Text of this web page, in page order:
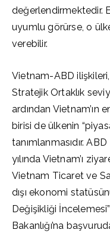
değerlendirmektedir.
uyumlu görürse, o
verebilir.
Vietnam-ABD
Stratejik Ortaklık
ardından Vietnam’ın
birisi de ülkenin
tanımlanmasıdır.
yılında Vietnam’ı
Vietnam Ticaret ve
dışı ekonomi
Değişikliği
Bakanlığı’na